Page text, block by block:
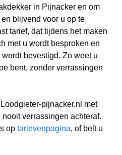
in Pijnacker en om
blijvend voor u op te
tarief, dat tijdens het maken
met u wordt besproken en
bevestigd. Zo weet u
bent, zonder verrassingen
pijnacker.nl met
verrassingen achteraf.
op tarievenpagina, of belt u